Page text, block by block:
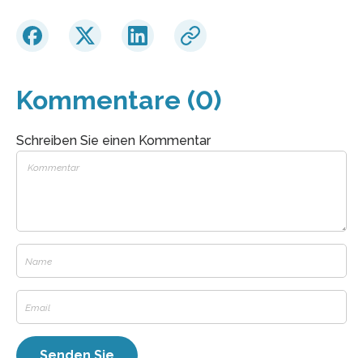
Kommentare (0)
Schreiben Sie einen Kommentar